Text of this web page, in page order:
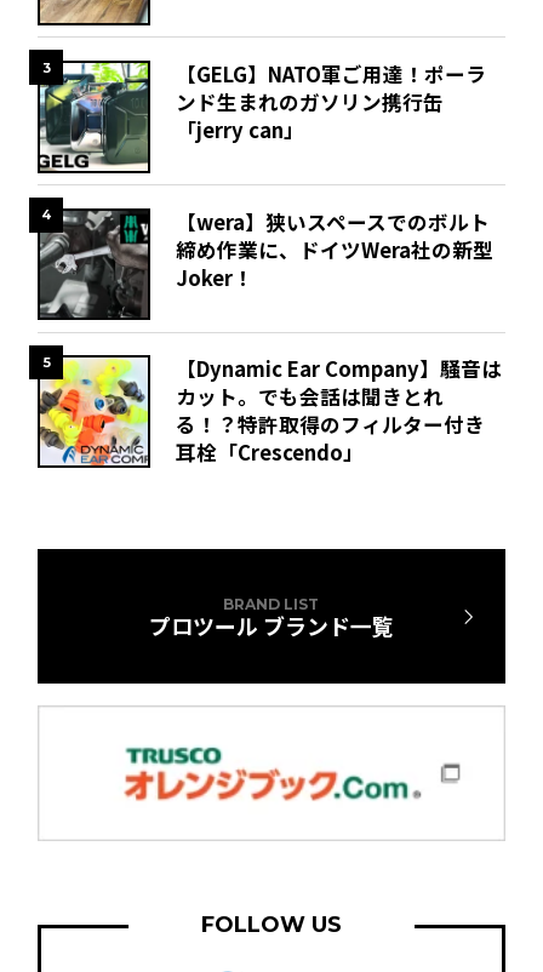
3
【GELG】NATO軍ご用達！ポーラ
ンド生まれのガソリン携行缶
「jerry can」
4
【wera】狭いスペースでのボルト
締め作業に、ドイツWera社の新型
Joker！
5
【Dynamic Ear Company】騒音は
カット。でも会話は聞きとれ
る！？特許取得のフィルター付き
耳栓「Crescendo」
BRAND LIST
プロツール ブランド一覧
FOLLOW US